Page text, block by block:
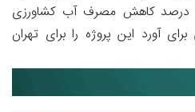
کشاورزی خواهد گردید، با 10 درصد کاهش مصرف آب کشاورزی
آورد این پروژه را برای تهران